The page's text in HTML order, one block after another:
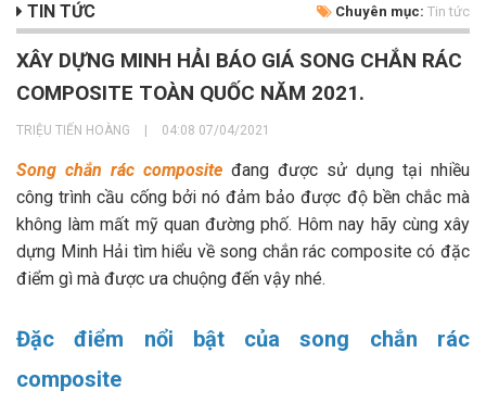
TIN TỨC Chuyên mục: Tin tức
XÂY DỰNG MINH HẢI BÁO GIÁ SONG CHẮN RÁC
COMPOSITE TOÀN QUỐC NĂM 2021.
TRIỆU TIẾN HOÀNG 04:08 07/04/2021
Song chắn rác composite đang được sử dụng tại nhiều
công trình cầu cống bởi nó đảm bảo được độ bền chắc mà
không làm mất mỹ quan đường phố. Hôm nay hãy cùng xây
dựng Minh Hải tìm hiểu về song chắn rác composite có đặc
điểm gì mà được ưa chuộng đến vậy nhé.
Đặc điểm nổi bật của song chắn rác
composite